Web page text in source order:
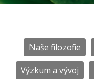
Naše filozofie
Výzkum a vývoj